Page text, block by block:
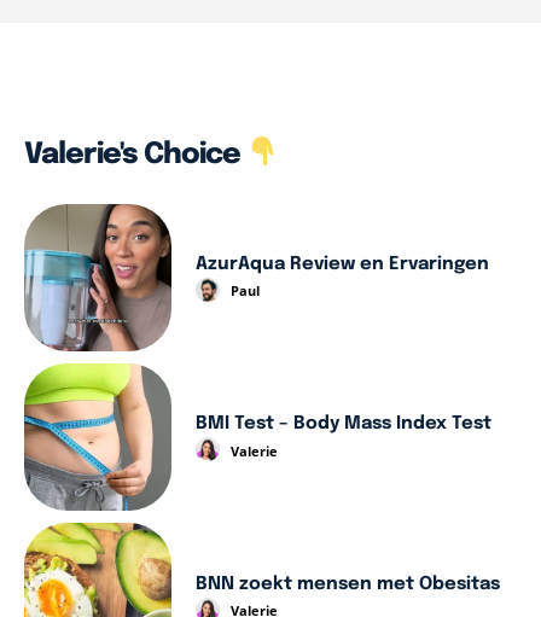
Valerie's Choice
AzurAqua Review en Ervaringen
Paul
BMI Test – Body Mass Index Test
Valerie
BNN zoekt mensen met Obesitas
Valerie